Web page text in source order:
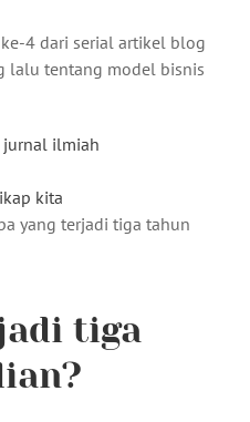
4 dari serial artikel blog
lalu tentang model bisnis
jurnal ilmiah
kita
yang terjadi tiga tahun
tiga